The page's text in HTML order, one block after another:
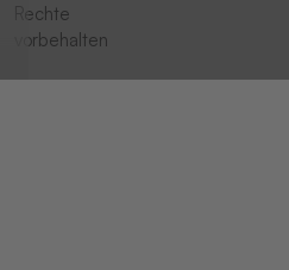
Rechte
vorbehalten